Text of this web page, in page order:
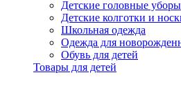
Детские головные уборы
Детские колготки и
Школьная одежда
Одежда для
Обувь для детей
Товары для детей